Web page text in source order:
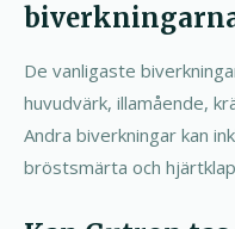
De vanligaste
huvudvärk, illamående,
Andra biverkningar kan
bröstsmärta och